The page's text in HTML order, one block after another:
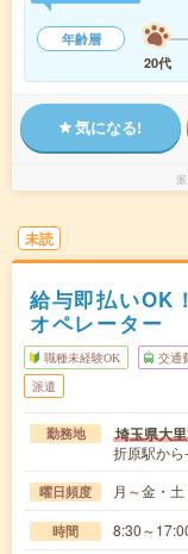
年齢層
20代
気になる!
未読
給与即払いOK
オペレーター
職種未経験OK 交通
派遣
勤務地 埼玉県大
折原駅か
曜日頻度 月～金・
時間 8:30～